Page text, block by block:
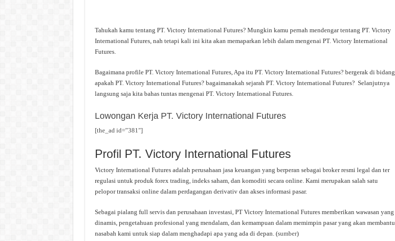
Tahukah kamu tentang PT. Victory International Futures? Mungkin kamu pernah mendengar tentang PT. Victory
International Futures, nah tetapi kali ini kita akan memaparkan lebih dalam mengenai PT. Victory International
Futures.
Bagaimana profile PT. Victory International Futures, Apa itu PT. Victory International Futures? bergerak di bidang
apakah PT. Victory International Futures? bagaimanakah sejarah PT. Victory International Futures? Selanjutnya
langsung saja kita bahas tuntas mengenai PT. Victory International Futures.
Lowongan Kerja PT. Victory International Futures
[the_ad id=”381″]
Profil PT. Victory International Futures
Victory International Futures adalah perusahaan jasa keuangan yang berperan sebagai broker resmi legal dan ter
regulasi untuk produk forex trading, indeks saham, dan komoditi secara online. Kami merupakan salah satu
pelopor transaksi online dalam perdagangan derivativ dan akses informasi pasar.
Sebagai pialang full servis dan perusahaan investasi, PT Victory International Futures memberikan wawasan yang
dinamis, pengetahuan profesional yang mendalam, dan kemampuan dalam memimpin pasar yang akan membantu
nasabah kami untuk siap dalam menghadapi apa yang ada di depan. (sumber)